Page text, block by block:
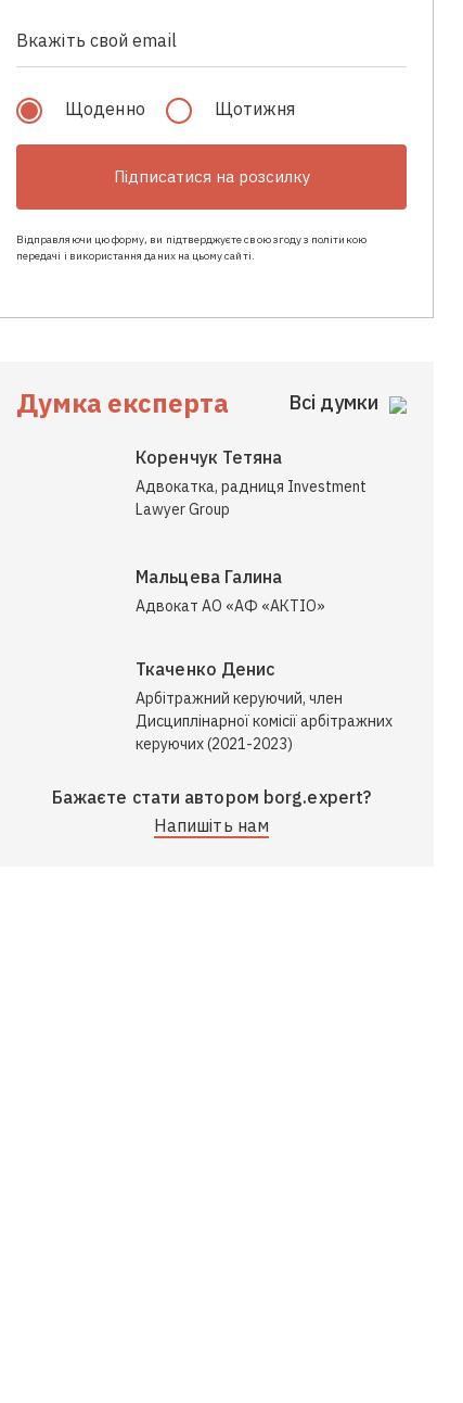
Щоденно Щотижня
Підписатися на розсилку
Відправляючи цю форму, ви підтверджуєте свою згоду з політикою
передачі і використання даних на цьому сайті.
Думка експерта Всі думки
Коренчук Тетяна
Адвокатка, радниця Investment
Lawyer Group
Мальцева Галина
Адвокат АО «АФ «АКТІО»
Ткаченко Денис
Арбітражний керуючий, член
Дисциплінарної комісії арбітражних
керуючих (2021-2023)
Бажаєте стати автором borg.expert?
Напишіть нам